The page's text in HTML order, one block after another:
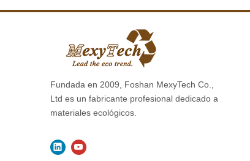
Fundada en 2009, Foshan MexyTech Co.,
Ltd es un fabricante profesional dedicado a
materiales ecológicos.